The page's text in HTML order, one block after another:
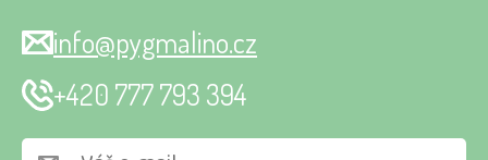
info@pygmalino.cz
+420 777 793 394